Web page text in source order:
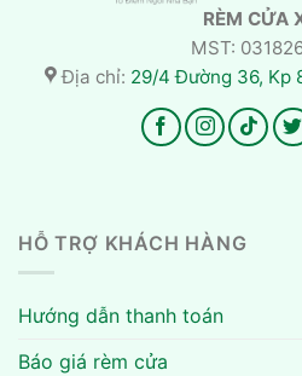
RÈM CỬA
MST:
Địa chỉ: 29/4 Đường 36, Kp
HỖ TRỢ KHÁCH HÀNG
Hướng dẫn thanh toán
Báo giá rèm cửa